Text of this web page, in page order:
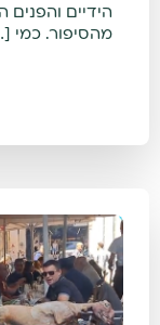
הידיים
מהסיפור. כמי